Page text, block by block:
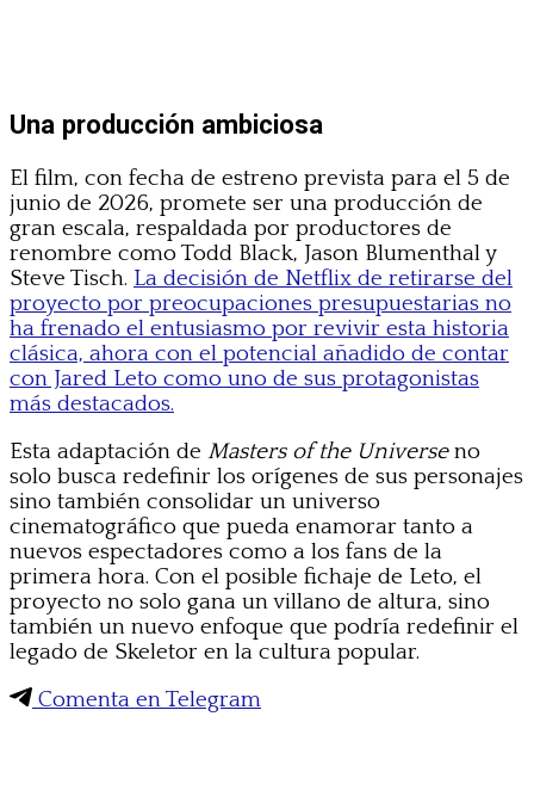
Una producción ambiciosa
El film, con fecha de estreno prevista para el 5 de
junio de 2026, promete ser una producción de
gran escala, respaldada por productores de
renombre como Todd Black, Jason Blumenthal y
Steve Tisch. La decisión de Netflix de retirarse del
proyecto por preocupaciones presupuestarias no
ha frenado el entusiasmo por revivir esta historia
clásica, ahora con el potencial añadido de contar
con Jared Leto como uno de sus protagonistas
más destacados.
Esta adaptación de Masters of the Universeno
solo busca redefinir los orígenes de sus personajes
sino también consolidar un universo
cinematográfico que pueda enamorar tanto a
nuevos espectadores como a los fans de la
primera hora. Con el posible fichaje de Leto, el
proyecto no solo gana un villano de altura, sino
también un nuevo enfoque que podría redefinir el
legado de Skeletor en la cultura popular.
Comenta en Telegram